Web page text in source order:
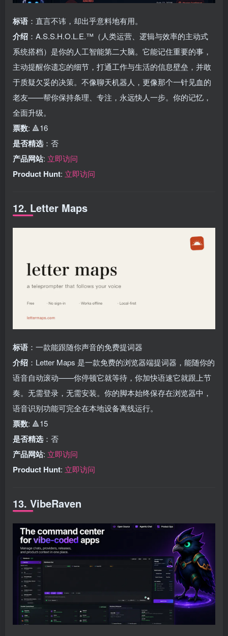
标语 ：直言不讳，却出乎意料地有用。
介绍 ：A.S.S.H.O.L.E.™（人类运营、逻辑与效率的主动式
系统搭档）是你的人工智能第二大脑。它能记住重要的事，
主动提醒你遗忘的细节，打通工作与生活的信息壁垒，并敢
于质疑欠妥的决策。不像聊天机器人，更像那个一针见血的
老友——帮你保持条理、专注，永远快人一步。你的记忆，
全面升级。
票数: 🔺16
是否精选 ：否
产品网站: 立即访问
Product Hunt: 立即访问
12. Letter Maps
标语 ：一款能跟随你声音的免费提词器
介绍 ：Letter Maps 是一款免费的浏览器端提词器，能随你的
语音自动滚动——你停顿它就等待，你加快语速它就跟上节
奏。无需登录，无需安装。你的脚本始终保存在浏览器中，
语音识别功能可完全在本地设备离线运行。
票数: 🔺15
是否精选 ：否
产品网站: 立即访问
Product Hunt: 立即访问
13. VibeRaven